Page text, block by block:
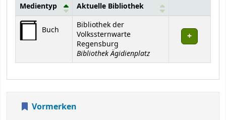
Exemplare
Medientyp Aktuelle Bibliothek
Buch
Bibliothek der
Volkssternwarte
Regensburg
Bibliothek Ägidienplatz
Vormerken